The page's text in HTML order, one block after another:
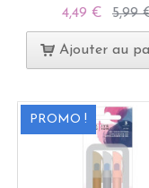
4,49 € 5,99
Ajouter au
PROMO !